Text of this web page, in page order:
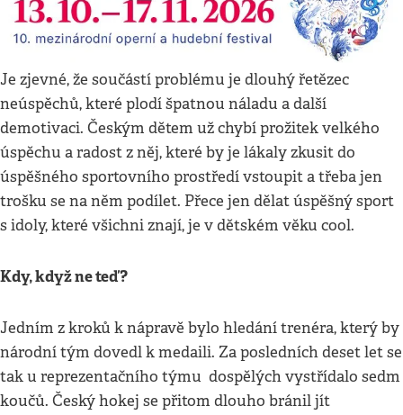
Je zjevné, že součástí problému je dlouhý řetězec
neúspěchů, které plodí špatnou náladu a další
demotivaci. Českým dětem už chybí prožitek velkého
úspěchu a radost z něj, které by je lákaly zkusit do
úspěšného sportovního prostředí vstoupit a třeba jen
trošku se na něm podílet. Přece jen dělat úspěšný sport
s idoly, které všichni znají, je v dětském věku cool.
Kdy, když ne teď?
Jedním z kroků k nápravě bylo hledání trenéra, který by
národní tým dovedl k medaili. Za posledních deset let se
tak u reprezentačního týmu dospělých vystřídalo sedm
koučů. Český hokej se přitom dlouho bránil jít